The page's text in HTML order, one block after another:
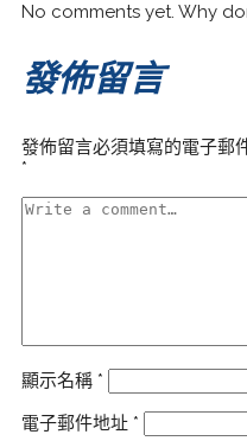
No comments yet. Why
發佈留言
發佈留言必須填寫的電子郵
*
顯示名稱 *
電子郵件地址 *